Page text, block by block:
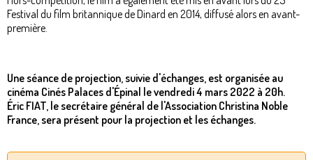
Festival du film britannique de Dinard en 2014, diffusé alors en avant-
première.
Une séance de projection, suivie d'échanges, est organisée au
cinéma Cinés Palaces d'Épinal le vendredi 4 mars 2022 à 20h.
Éric FIAT, le secrétaire général de l'Association Christina Noble
France, sera présent pour la projection et les échanges.